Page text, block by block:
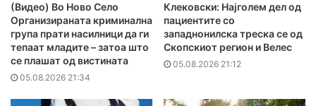
(Видео) Во Ново Село
Организираната криминална
група прати насилници да ги
тепаат младите – затоа што
се плашат од вистината
05.08.2026 21:34
Клековски: Најголем дел од
пациентите сo
западнонилска треска се од
Скопскиот регион и Велес
05.08.2026 21:12